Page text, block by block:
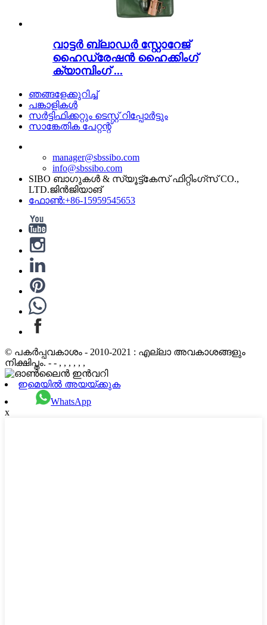
വാട്ടർ ബ്ലാഡർ സ്റ്റോറേജ്
ഹൈഡ്രേഷൻ ഹൈക്കിംഗ്
ക്യാമ്പിംഗ് ...
ഞങ്ങളേക്കുറിച്ച്
പങ്കാളികൾ
സർട്ടിഫിക്കറ്റും ടെസ്റ്റ് റിപ്പോർട്ടും
സാങ്കേതിക പേറ്റന്റ്
manager@sbssibo.com
info@sbssibo.com
SIBO ബാഗുകൾ & സ്യൂട്ട്കേസ് ഫിറ്റിംഗ്സ് CO.,
LTD.ജിൻജിയാങ്
ഫോൺ:+86-15959545653
© പകർപ്പവകാശം - 2010-2021 : എല്ലാ അവകാശങ്ങളും
നിക്ഷിപ്തം. - - , , , , , ,
ഇമെയിൽ അയയ്ക്കുക
WhatsApp
x